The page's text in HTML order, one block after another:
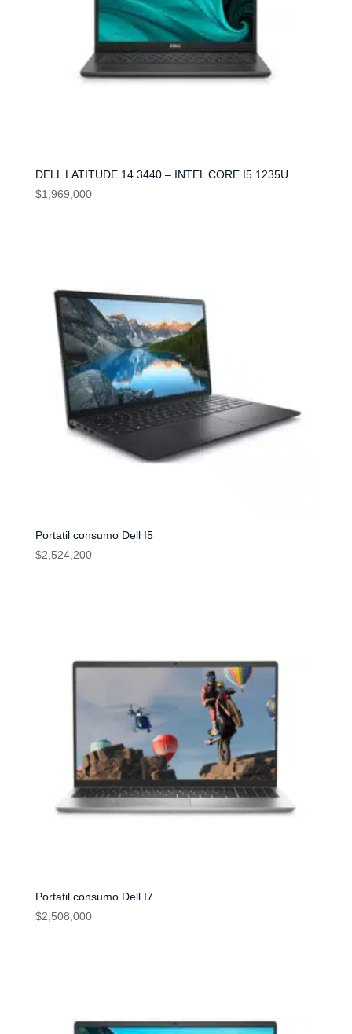
DELL LATITUDE 14 3440 – INTEL CORE I5 1235U
$1,969,000
Portatil consumo Dell I5
$2,524,200
Portatil consumo Dell I7
$2,508,000